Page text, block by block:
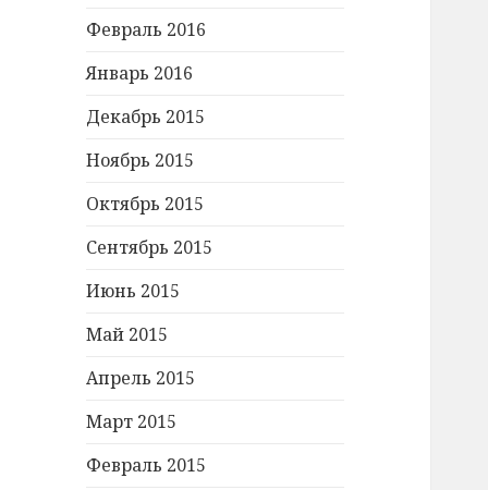
Февраль 2016
Январь 2016
Декабрь 2015
Ноябрь 2015
Октябрь 2015
Сентябрь 2015
Июнь 2015
Май 2015
Апрель 2015
Март 2015
Февраль 2015